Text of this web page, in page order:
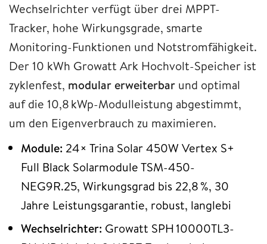
Wechselrichter verfügt über drei MPPT-
Tracker, hohe Wirkungsgrade, smarte
Monitoring-Funktionen und Notstromfähigkeit.
Der 10 kWh Growatt Ark Hochvolt-Speicher ist
zyklenfest, modular erweiterbar und optimal
auf die 10,8 kWp-Modulleistung abgestimmt,
um den Eigenverbrauch zu maximieren.
Module: 24× Trina Solar 450W Vertex S+
Full Black Solarmodule TSM-450-
NEG9R.25, Wirkungsgrad bis 22,8 %, 30
Jahre Leistungsgarantie, robust, langlebi
Wechselrichter: Growatt SPH 10000TL3-